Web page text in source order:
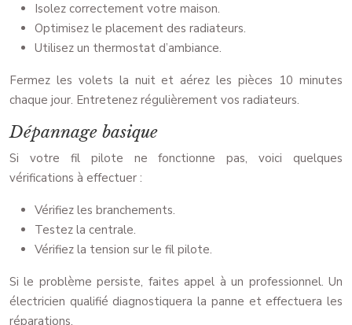
Isolez correctement votre maison.
Optimisez le placement des radiateurs.
Utilisez un thermostat d’ambiance.
Fermez les volets la nuit et aérez les pièces 10 minutes
chaque jour. Entretenez régulièrement vos radiateurs.
Dépannage basique
Si votre fil pilote ne fonctionne pas, voici quelques
vérifications à effectuer :
Vérifiez les branchements.
Testez la centrale.
Vérifiez la tension sur le fil pilote.
Si le problème persiste, faites appel à un professionnel. Un
électricien qualifié diagnostiquera la panne et effectuera les
réparations.